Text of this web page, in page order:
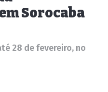
Sorocaba
28 de fevereiro, no